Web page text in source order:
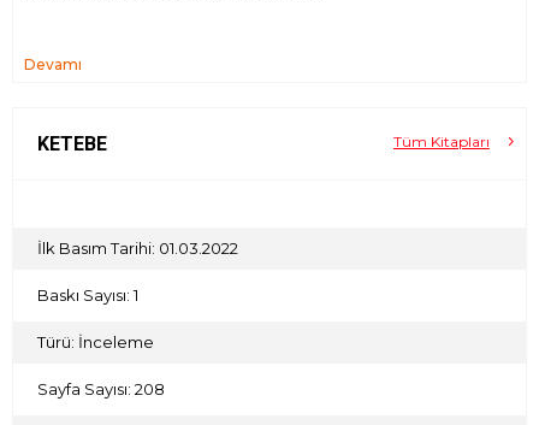
Devamı
KETEBE Tüm Kitapları
İlk Basım Tarihi: 01.03.2022
Baskı Sayısı: 1
Türü: İnceleme
Sayfa Sayısı: 208